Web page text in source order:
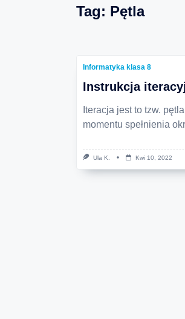
Tag: Pętla
Informatyka klasa 8
Instrukcja
Iteracja jest to tzw.
momentu spełnienia
Ula K. Kwi 10, 2022